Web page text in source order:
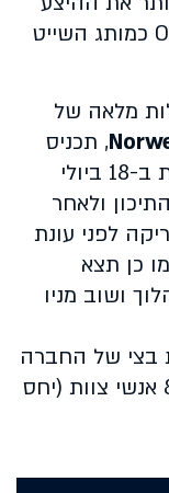
כמותג השייט
מלאה של
, תכניס
את הספינה החדשה רשמית לשירות ב-18 ביולי
ולאחר
לפני עונת
כן תצא
ושוב מניו
בצי של החברה
עם תפוסה של 1,200 נוסעים ו-800 אנשי צוות (יחס